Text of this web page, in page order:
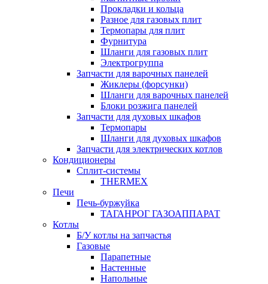
Прокладки и кольца
Разное для газовых плит
Термопары для плит
Фурнитура
Шланги для газовых плит
Электрогруппа
Запчасти для варочных панелей
Жиклеры (форсунки)
Шланги для варочных панелей
Блоки розжига панелей
Запчасти для духовых шкафов
Термопары
Шланги для духовых шкафов
Запчасти для электрических котлов
Кондиционеры
Сплит-системы
THERMEX
Печи
Печь-буржуйка
ТАГАНРОГ ГАЗОАППАРАТ
Котлы
Б/У котлы на запчастья
Газовые
Парапетные
Настенные
Напольные